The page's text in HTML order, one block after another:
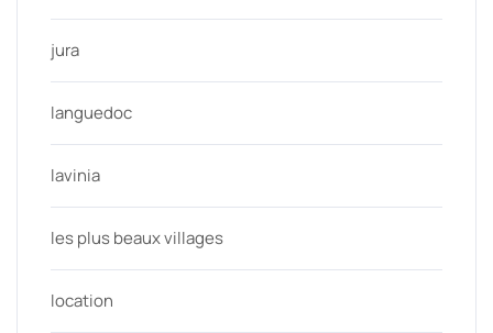
jura
languedoc
lavinia
les plus beaux villages
location